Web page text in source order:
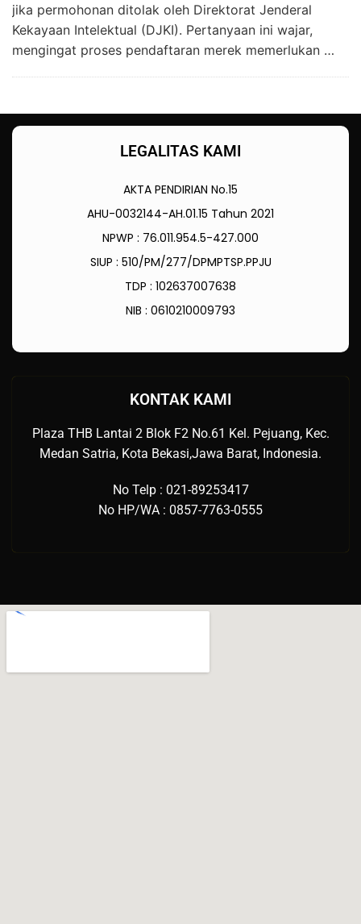
jika permohonan ditolak oleh Direktorat Jenderal
Kekayaan Intelektual (DJKI). Pertanyaan ini wajar,
mengingat proses pendaftaran merek memerlukan …
LEGALITAS KAMI
AKTA PENDIRIAN No.15
AHU-0032144-AH.01.15 Tahun 2021
NPWP : 76.011.954.5-427.000
SIUP : 510/PM/277/DPMPTSP.PPJU
TDP : 102637007638
NIB : 0610210009793
KONTAK KAMI
Plaza THB Lantai 2 Blok F2 No.61 Kel. Pejuang, Kec.
Medan Satria, Kota Bekasi,Jawa Barat, Indonesia.
No Telp : 021-89253417
No HP/WA : 0857-7763-0555